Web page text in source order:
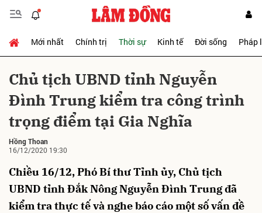
Mới nhất Chính trị Thời sự Kinh tế Đời sống Pháp
Chủ tịch UBND tỉnh Nguyễn
Đình Trung kiểm tra công trình
trọng điểm tại Gia Nghĩa
Hồng Thoan
16/12/2020 19:30
Chiều 16/12, Phó Bí thư Tỉnh ủy, Chủ tịch
UBND tỉnh Đắk Nông Nguyễn Đình Trung đã
kiểm tra thực tế và nghe báo cáo một số vấn đề
Gửi bình luận
Hủy